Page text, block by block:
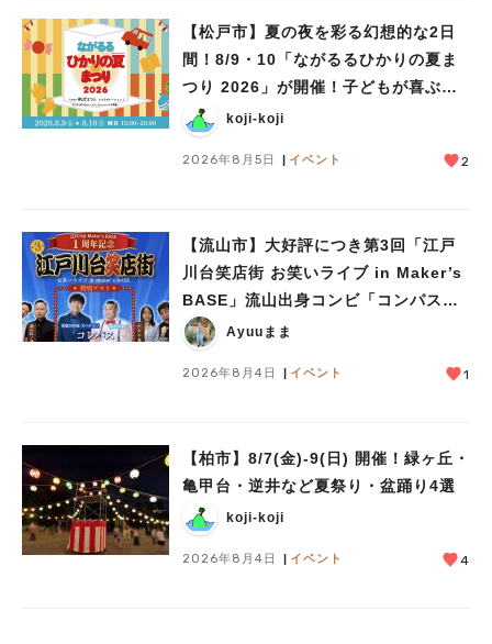
【松戸市】夏の夜を彩る幻想的な2日
間！8/9・10「ながるるひかりの夏ま
つり 2026」が開催！子どもが喜ぶワ
ークショップや限定ヒーローショーも
koji-koji
2026年8月5日 イベント 2
【流山市】大好評につき第3回「江戸
川台笑店街 お笑いライブ in Maker’s
BASE」流山出身コンビ「コンパス」
も登場！8/23（日）
Ayuuまま
2026年8月4日 イベント 1
【柏市】8/7(金)‐9(日) 開催！緑ヶ丘・
亀甲台・逆井など夏祭り・盆踊り4選
koji-koji
2026年8月4日 イベント 4